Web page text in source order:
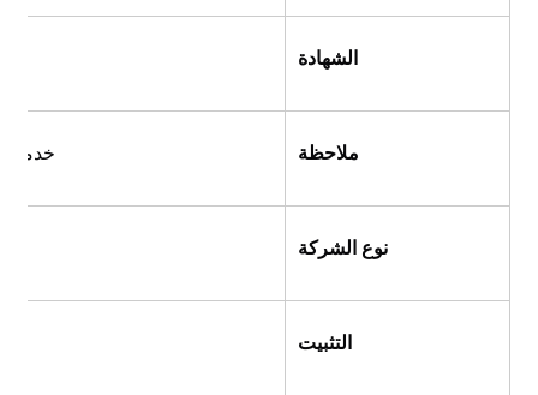
الشهادة
ملاحظة خدمة OEM متاحة ، مرحبا بك هنا لتوضيح وجهات نظرك.
نوع الشركة
التثبيت